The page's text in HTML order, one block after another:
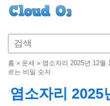
홈 » 운세 » 염소자리 2025년 12월
르는 비밀 숫자
염소자리 2025